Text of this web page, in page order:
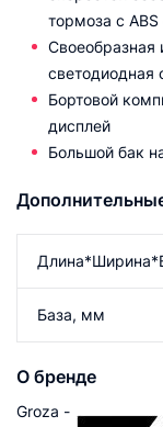
тормоза с
Cвоеобразная
светодиодная
Бортовой
дисплей
Большой бак
База, мм
О бренде
Groza -